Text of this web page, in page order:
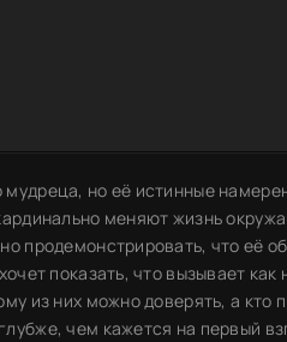
но её истинные
меняют жизнь
продемонстрировать, что её
показать, что вызывает как
из них можно доверять, а кто
чем кажется на первый